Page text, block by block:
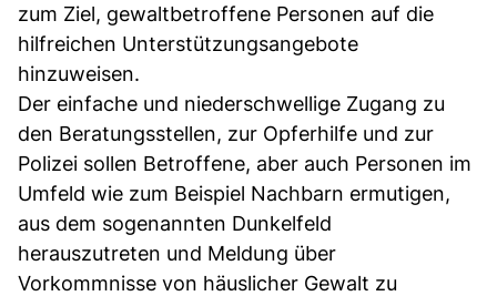
zum Ziel, gewaltbetroffene Personen auf die
hilfreichen Unterstützungsangebote
hinzuweisen.
Der einfache und niederschwellige Zugang zu
den Beratungsstellen, zur Opferhilfe und zur
Polizei sollen Betroffene, aber auch Personen im
Umfeld wie zum Beispiel Nachbarn ermutigen,
aus dem sogenannten Dunkelfeld
herauszutreten und Meldung über
Vorkommnisse von häuslicher Gewalt zu